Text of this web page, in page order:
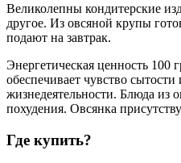
Великолепны кондитерские
другое. Из овсяной крупы
подают на завтрак.
Энергетическая ценность 100
обеспечивает чувство
жизнедеятельности. Блюда из
похудения. Овсянка
Где купить?